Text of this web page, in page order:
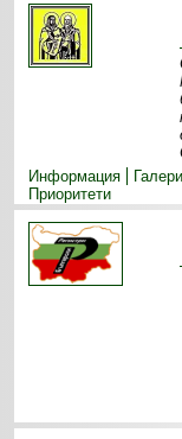
Информация
Приоритети